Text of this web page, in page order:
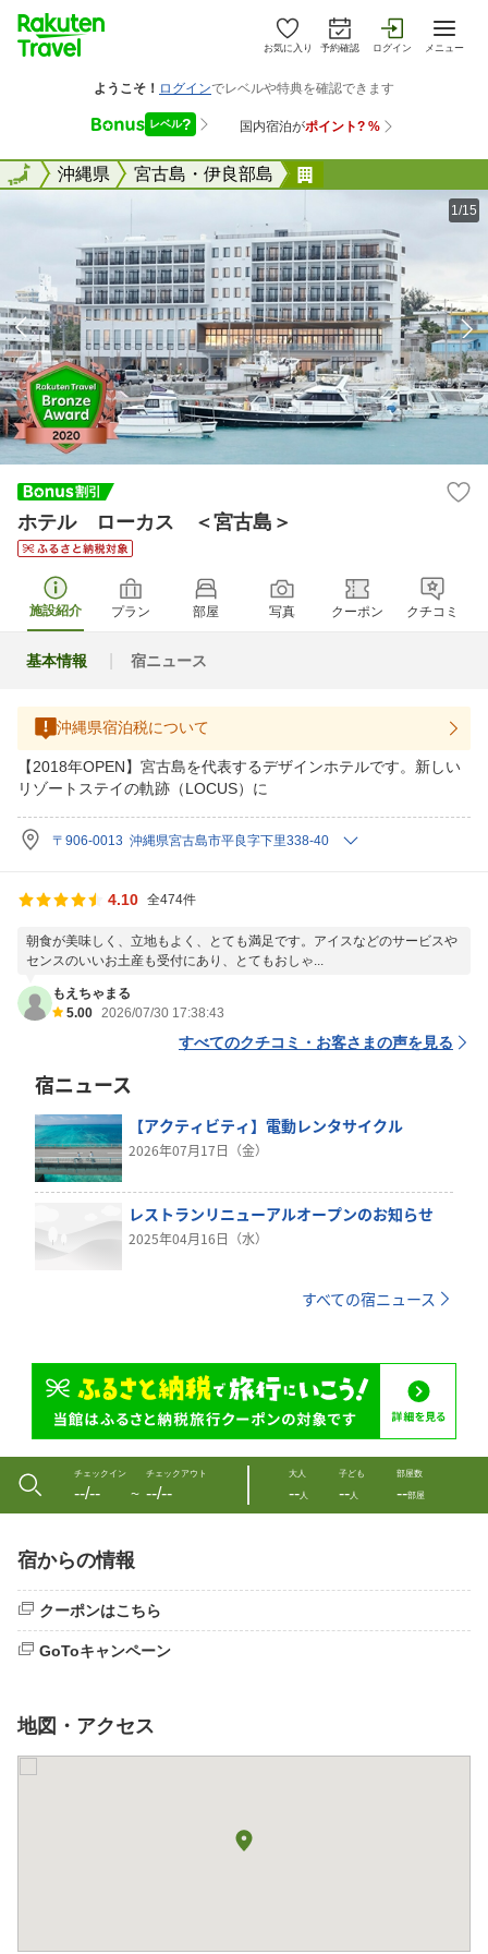
お気に入り 予約確認 ログイン メニュー
全国沖縄県 宮古島・伊良部島
全国
1/15
ホテル ローカス ＜宮古島＞
施設紹介 プラン 部屋 写真 クーポン クチコミ
基本情報 宿ニュース
沖縄県宿泊税について
【2018年OPEN】宮古島を代表するデザインホテルです。新しい
リゾートステイの軌跡（LOCUS）に
〒906-0013 沖縄県宮古島市平良字下里338-40
4.10 全474件
朝食が美味しく、立地もよく、とても満足です。アイスなどのサービスや
センスのいいお土産も受付にあり、とてもおしゃ...
もえちゃまる
5.00 2026/07/30 17:38:43
すべてのクチコミ・お客さまの声を見る
宿ニュース
【アクティビティ】電動レンタサイクル
2026年07月17日（金）
レストランリニューアルオープンのお知らせ
2025年04月16日（水）
すべての宿ニュース
チェックイン
--/-- 〜
チェックアウト
--/--
大人
--人
子ども
--人
部屋数
--部屋
宿からの情報
クーポンはこちら
GoToキャンペーン
地図・アクセス